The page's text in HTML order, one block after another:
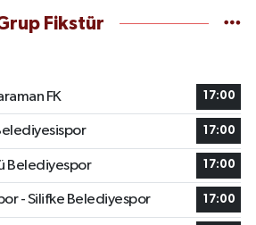
Fikstür
FK
17:00
17:00
Belediyespor 17:00
- Silifke Belediyespor 17:00